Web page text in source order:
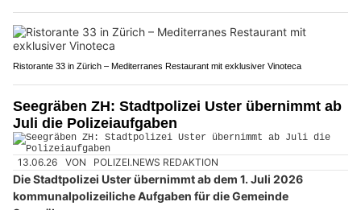
Ristorante 33 in Zürich – Mediterranes Restaurant mit exklusiver Vinoteca
Seegräben ZH: Stadtpolizei Uster übernimmt ab
Juli die Polizeiaufgaben
13.06.26 VON POLIZEI.NEWS REDAKTION
Die Stadtpolizei Uster übernimmt ab dem 1. Juli 2026
kommunalpolizeiliche Aufgaben für die Gemeinde